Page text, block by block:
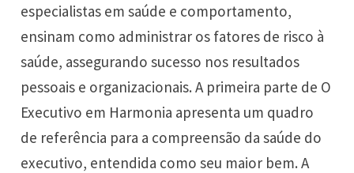
especialistas em saúde e comportamento,
ensinam como administrar os fatores de risco à
saúde, assegurando sucesso nos resultados
pessoais e organizacionais. A primeira parte de O
Executivo em Harmonia apresenta um quadro
de referência para a compreensão da saúde do
executivo, entendida como seu maior bem. A